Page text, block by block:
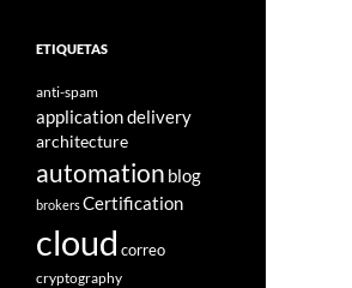
ETIQUETAS
anti-spam
application delivery
architecture
automation blog
brokersCertification
cloud correo
cryptography